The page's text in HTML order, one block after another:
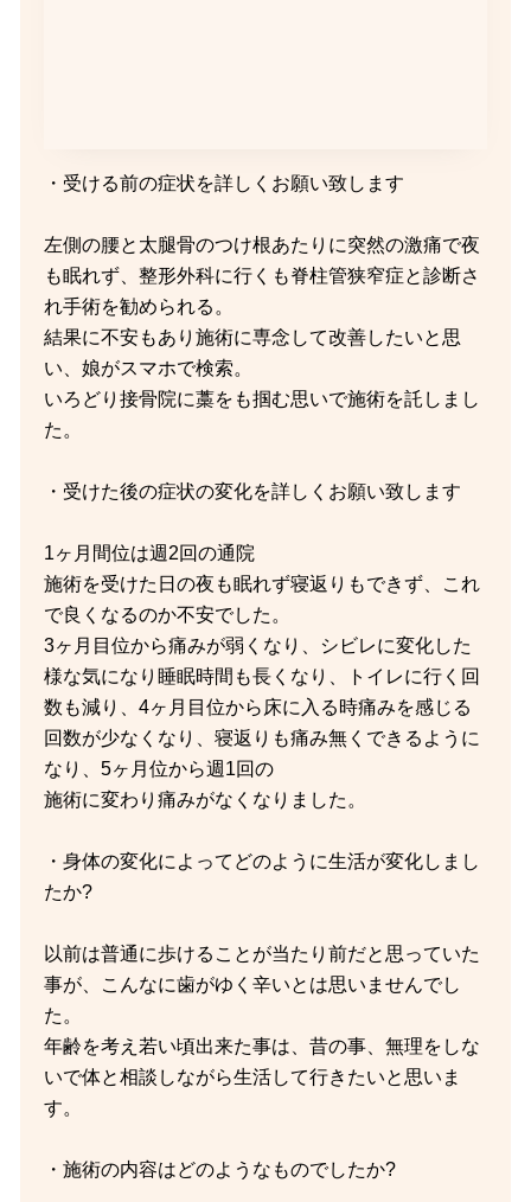
・受ける前の症状を詳しくお願い致します
左側の腰と太腿骨のつけ根あたりに突然の激痛で夜
も眠れず、整形外科に行くも脊柱管狭窄症と診断さ
れ手術を勧められる。
結果に不安もあり施術に専念して改善したいと思
い、娘がスマホで検索。
いろどり接骨院に藁をも掴む思いで施術を託しまし
た。
・受けた後の症状の変化を詳しくお願い致します
1ヶ月間位は週2回の通院
施術を受けた日の夜も眠れず寝返りもできず、これ
で良くなるのか不安でした。
3ヶ月目位から痛みが弱くなり、シビレに変化した
様な気になり睡眠時間も長くなり、トイレに行く回
数も減り、4ヶ月目位から床に入る時痛みを感じる
回数が少なくなり、寝返りも痛み無くできるように
なり、5ヶ月位から週1回の
施術に変わり痛みがなくなりました。
・身体の変化によってどのように生活が変化しまし
たか?
以前は普通に歩けることが当たり前だと思っていた
事が、こんなに歯がゆく辛いとは思いませんでし
た。
年齢を考え若い頃出来た事は、昔の事、無理をしな
いで体と相談しながら生活して行きたいと思いま
す。
・施術の内容はどのようなものでしたか?